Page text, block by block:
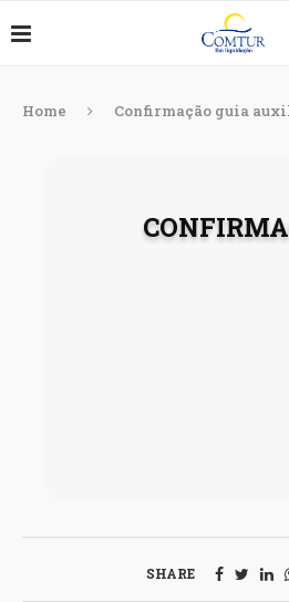
Home Confirmação guia
SHARE